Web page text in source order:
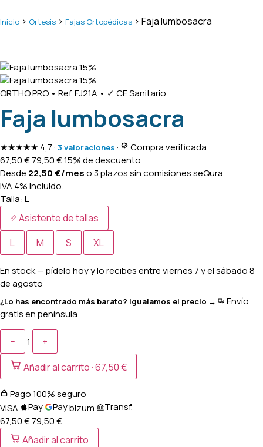
Inicio > Ortesis > Fajas Ortopédicas > Faja lumbosacra
15%
15%
ORTHO PRO • Ref. FJ21A • ✓ CE Sanitario
Faja lumbosacra
★★★★★ 4,7 · 3 valoraciones ·
Compra verificada
67,50€79,50€15% de descuento
Desde 22,50€/meso 3 plazos sin comisionesseQura
IVA 4% incluido.
Talla: L
Asistente de tallas
L
M S XL
En stock— pídelo hoy y lo recibes entreviernes 7 y el sábado 8
de agosto
¿Lo has encontrado más barato? Igualamos el precio →
Envío
gratis en península
− 1
+
Añadir al carrito ·67,50 €
Pago 100% seguro
VISA
Pay Paybizum
Transf.
67,50 €79,50€
Añadir al carrito